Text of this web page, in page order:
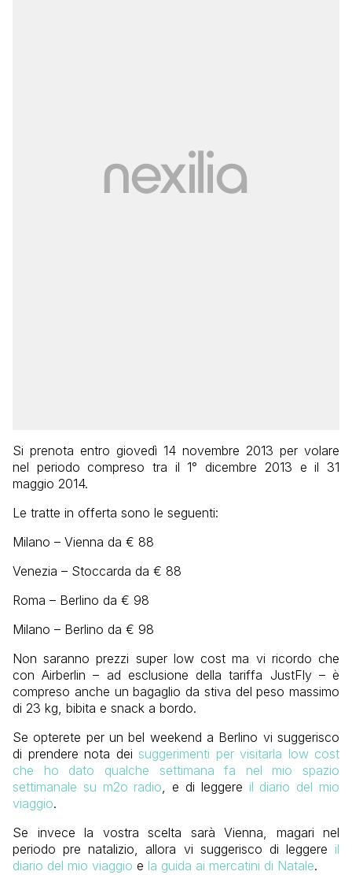
Si prenota entro giovedì 14 novembre 2013 per volare
nel periodo compreso tra il 1° dicembre 2013 e il 31
maggio 2014.
Le tratte in offerta sono le seguenti:
Milano – Vienna da € 88
Venezia – Stoccarda da € 88
Roma – Berlino da € 98
Milano – Berlino da € 98
Non saranno prezzi super low cost ma vi ricordo che
con Airberlin – ad esclusione della tariffa JustFly – è
compreso anche un bagaglio da stiva del peso massimo
di 23 kg, bibita e snack a bordo.
Se opterete per un bel weekend a Berlino vi suggerisco
di prendere nota dei suggerimenti per visitarla low cost
che ho dato qualche settimana fa nel mio spazio
settimanale su m2o radio, e di leggere il diario del mio
viaggio.
Se invece la vostra scelta sarà Vienna, magari nel
periodo pre natalizio, allora vi suggerisco di leggere il
diario del mio viaggio e la guida ai mercatini di Natale.